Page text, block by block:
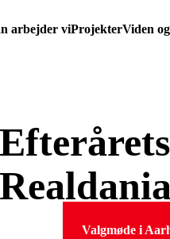
arbejder viProjekterViden
Valgmøde i